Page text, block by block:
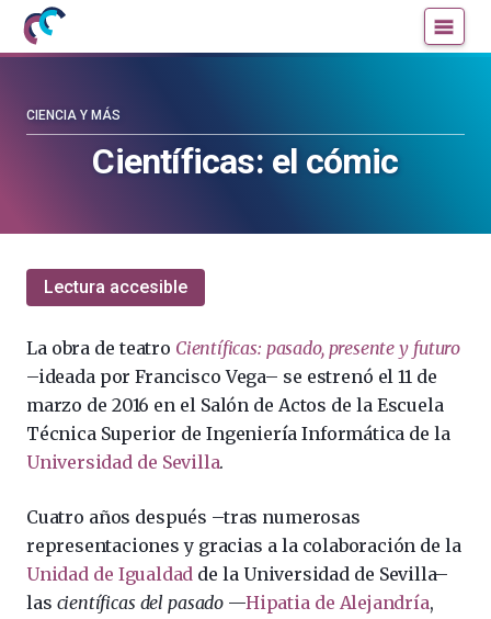
Mujeres
con
UPV/EHU
blog
UPV/EHU
Científicas: el cómic
CIENCIA Y MÁS
Lectura accesible
La obra de teatro Científicas: pasado, presente y futuro
–ideada por Francisco Vega– se estrenó el 11 de
marzo de 2016 en el Salón de Actos de la Escuela
Técnica Superior de Ingeniería Informática de la
Universidad de Sevilla.
Cuatro años después –tras numerosas
representaciones y gracias a la colaboración de la
Unidad de Igualdad de la Universidad de Sevilla–
las científicas del pasado —Hipatia de Alejandría,